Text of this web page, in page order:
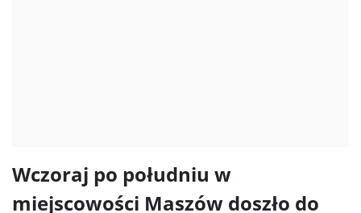
Wczoraj po południu w
miejscowości Maszów doszło do